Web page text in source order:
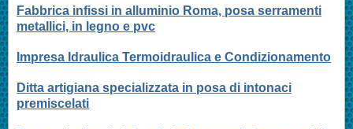
Fabbrica infissi in alluminio Roma, posa serramenti
metallici, in legno e pvc
Impresa Idraulica Termoidraulica e Condizionamento
Ditta artigiana specializzata in posa di intonaci
premiscelati